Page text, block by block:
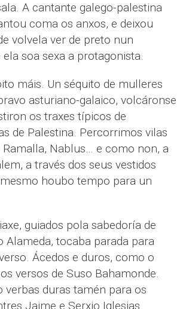
A cantante galego-palestina
coma os anxos, e deixou
volvela ver de preto nun
soa sexa a protagonista.
máis. Un séquito de mulleres
asturiano-galaico, volcáronse
os traxes típicos de
de Palestina. Percorrimos vilas
Nablus… e como non, a
a través dos seus vestidos
houbo tempo para un
guiados pola sabedoría de
Alameda, tocaba parada para
Ácedos e duros, como o
versos de Suso Bahamonde.
verbas duras tamén para os
Jaime e Serxio Iglesias